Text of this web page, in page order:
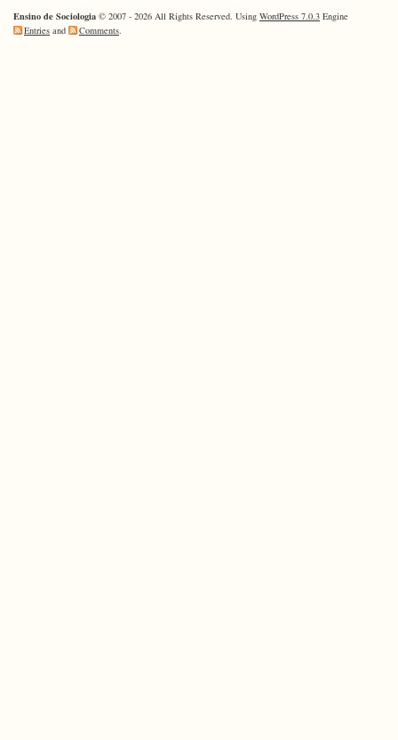
Ensino de Sociologia © 2007 - 2026 All Rights Reserved. Using WordPress 7.0.3 Engine
Entries and Comments.